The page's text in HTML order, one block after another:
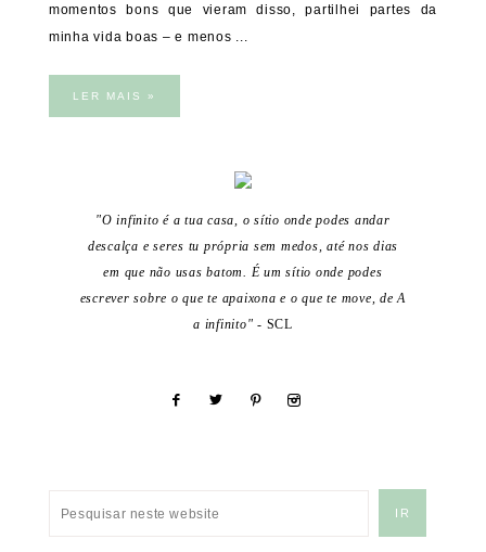
momentos bons que vieram disso, partilhei partes da
minha vida boas – e menos ...
LER MAIS »
"O infinito é a tua casa, o sítio onde podes andar
descalça e seres tu própria sem medos, até nos dias
em que não usas batom. É um sítio onde podes
escrever sobre o que te apaixona e o que te move, de A
a infinito"- SCL